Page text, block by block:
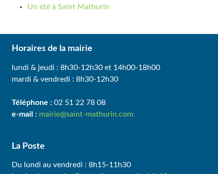
Un été à Saint Mathurin
Horaires de la mairie
lundi & jeudi : 8h30-12h30 et 14h00-18h00
mardi & vendredi : 8h30-12h30
Téléphone : 02 51 22 78 08
e-mail : mairie@saint-mathurin.com
La Poste
Du lundi au vendredi : 8h15-11h30